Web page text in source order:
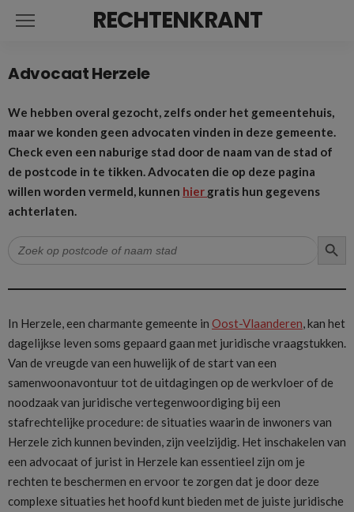
RECHTENKRANT
Advocaat Herzele
We hebben overal gezocht, zelfs onder het gemeentehuis,
maar we konden geen advocaten vinden in deze gemeente.
Check even een naburige stad door de naam van de stad of
de postcode in te tikken. Advocaten die op deze pagina
willen worden vermeld, kunnen hier gratis hun gegevens
achterlaten.
Zoek
naar:
In Herzele, een charmante gemeente in Oost-Vlaanderen, kan het
dagelijkse leven soms gepaard gaan met juridische vraagstukken.
Van de vreugde van een huwelijk of de start van een
samenwoonavontuur tot de uitdagingen op de werkvloer of de
noodzaak van juridische vertegenwoordiging bij een
stafrechtelijke procedure: de situaties waarin de inwoners van
Herzele zich kunnen bevinden, zijn veelzijdig. Het inschakelen van
een advocaat of jurist in Herzele kan essentieel zijn om je
rechten te beschermen en ervoor te zorgen dat je door deze
complexe situaties het hoofd kunt bieden met de juiste juridische